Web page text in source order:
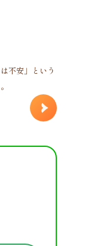
不安」という